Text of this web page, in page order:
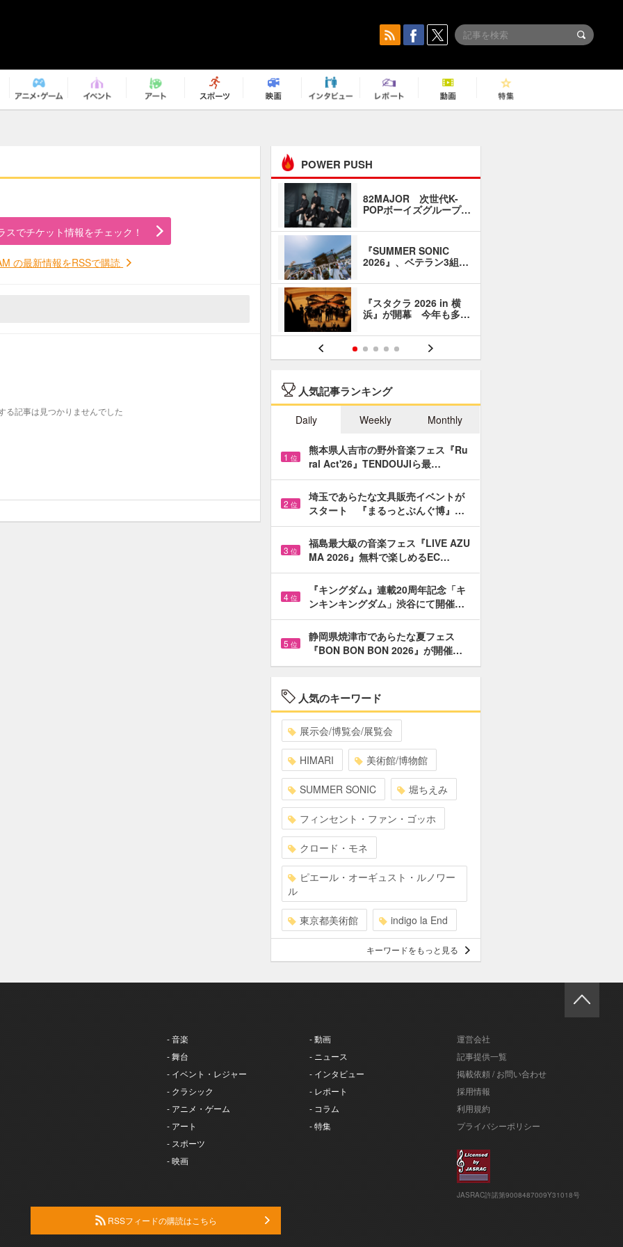
スでチケット情報をチェック！
の最新情報をRSSで購読
る記事は見つかりませんでした
POWER PUSH
82MAJOR 次世代K-
POPボーイズグループ…
『SUMMER SONIC
2026』、ベテラン3組…
『スタクラ 2026 in 横
浜』が開幕 今年も多…
人気記事ランキング
Daily Weekly Monthly
1 位
熊本県人吉市の野外音楽フェス『Ru
ral Act'26』TENDOUJIら最…
2 位
埼玉であらたな文具販売イベントが
スタート 『まるっとぶんぐ博』…
3 位
福島最大級の音楽フェス『LIVE AZU
MA 2026』無料で楽しめるEC…
4 位
『キングダム』連載20周年記念「キ
ンキンキングダム」渋谷にて開催…
5 位
静岡県焼津市であらたな夏フェス
『BON BON BON 2026』が開催…
人気のキーワード
展示会/博覧会/展覧会
HIMARI 美術館/博物館
SUMMER SONIC 堀ちえみ
フィンセント・ファン・ゴッホ
クロード・モネ
ピエール・オーギュスト・ルノワー
ル
東京都美術館 indigo la End
キーワードをもっと見る
- 音楽
- 舞台
- イベント・レジャー
- クラシック
- アニメ・ゲーム
- アート
- スポーツ
- 映画
- 動画
- ニュース
- インタビュー
- レポート
- コラム
- 特集
運営会社
記事提供一覧
掲載依頼 / お問い合わせ
採用情報
利用規約
プライバシーポリシー
JASRAC許諾第9008487009Y31018号
RSSフィードの購読はこちら